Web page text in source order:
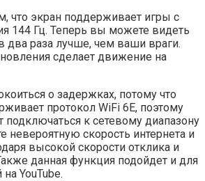
что экран поддерживает игры с
144 Гц. Теперь вы можете видеть
два раза лучше, чем ваши враги.
сделает движение на
о задержках, потому что
протокол WiFi 6E, поэтому
подключаться к сетевому диапазону
невероятную скорость интернета и
высокой скорости отклика и
данная функция подойдет и для
YouTube.